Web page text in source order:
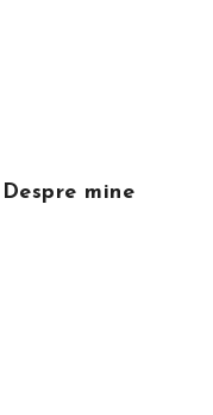
Despre mine